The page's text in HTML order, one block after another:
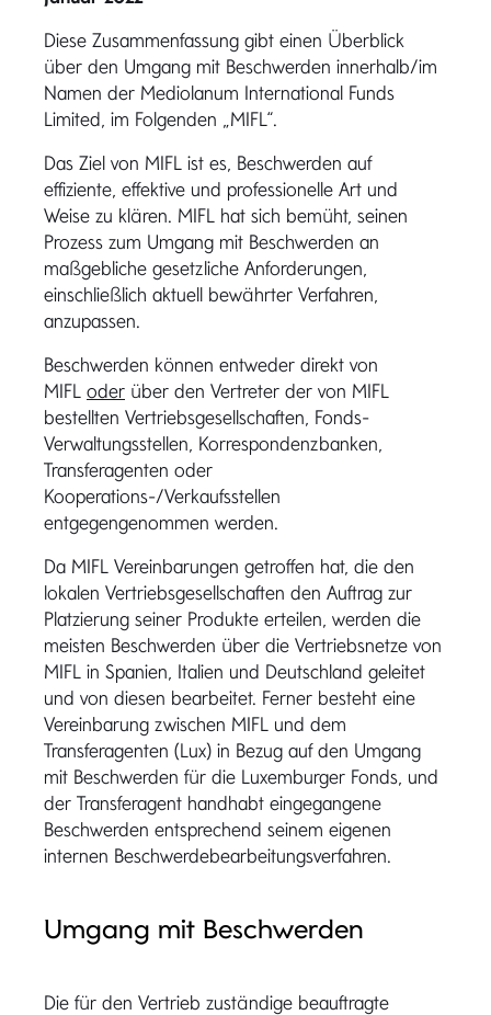
Diese Zusammenfassung gibt einen Überblick
über den Umgang mit Beschwerden innerhalb/im
Namen der Mediolanum International Funds
Limited, im Folgenden „MIFL“.
Das Ziel von MIFL ist es, Beschwerden auf
effiziente, effektive und professionelle Art und
Weise zu klären. MIFL hat sich bemüht, seinen
Prozess zum Umgang mit Beschwerden an
maßgebliche gesetzliche Anforderungen,
einschließlich aktuell bewährter Verfahren,
anzupassen.
Beschwerden können entweder direkt von
MIFL oder über den Vertreter der von MIFL
bestellten Vertriebsgesellschaften, Fonds-
Verwaltungsstellen, Korrespondenzbanken,
Transferagenten oder
Kooperations-/Verkaufsstellen
entgegengenommen werden.
Da MIFL Vereinbarungen getroffen hat, die den
lokalen Vertriebsgesellschaften den Auftrag zur
Platzierung seiner Produkte erteilen, werden die
meisten Beschwerden über die Vertriebsnetze von
MIFL in Spanien, Italien und Deutschland geleitet
und von diesen bearbeitet. Ferner besteht eine
Vereinbarung zwischen MIFL und dem
Transferagenten (Lux) in Bezug auf den Umgang
mit Beschwerden für die Luxemburger Fonds, und
der Transferagent handhabt eingegangene
Beschwerden entsprechend seinem eigenen
internen Beschwerdebearbeitungsverfahren.
Umgang mit Beschwerden
Die für den Vertrieb zuständige beauftragte